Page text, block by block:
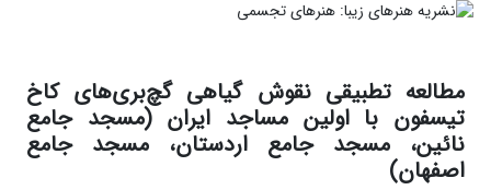
مطالعه تطبیقی نقوش گیاهی گچ‌بری‌های کاخ
تیسفون با اولین مساجد ایران (مسجد جامع
نائین، مسجد جامع اردستان، مسجد جامع
اصفهان)